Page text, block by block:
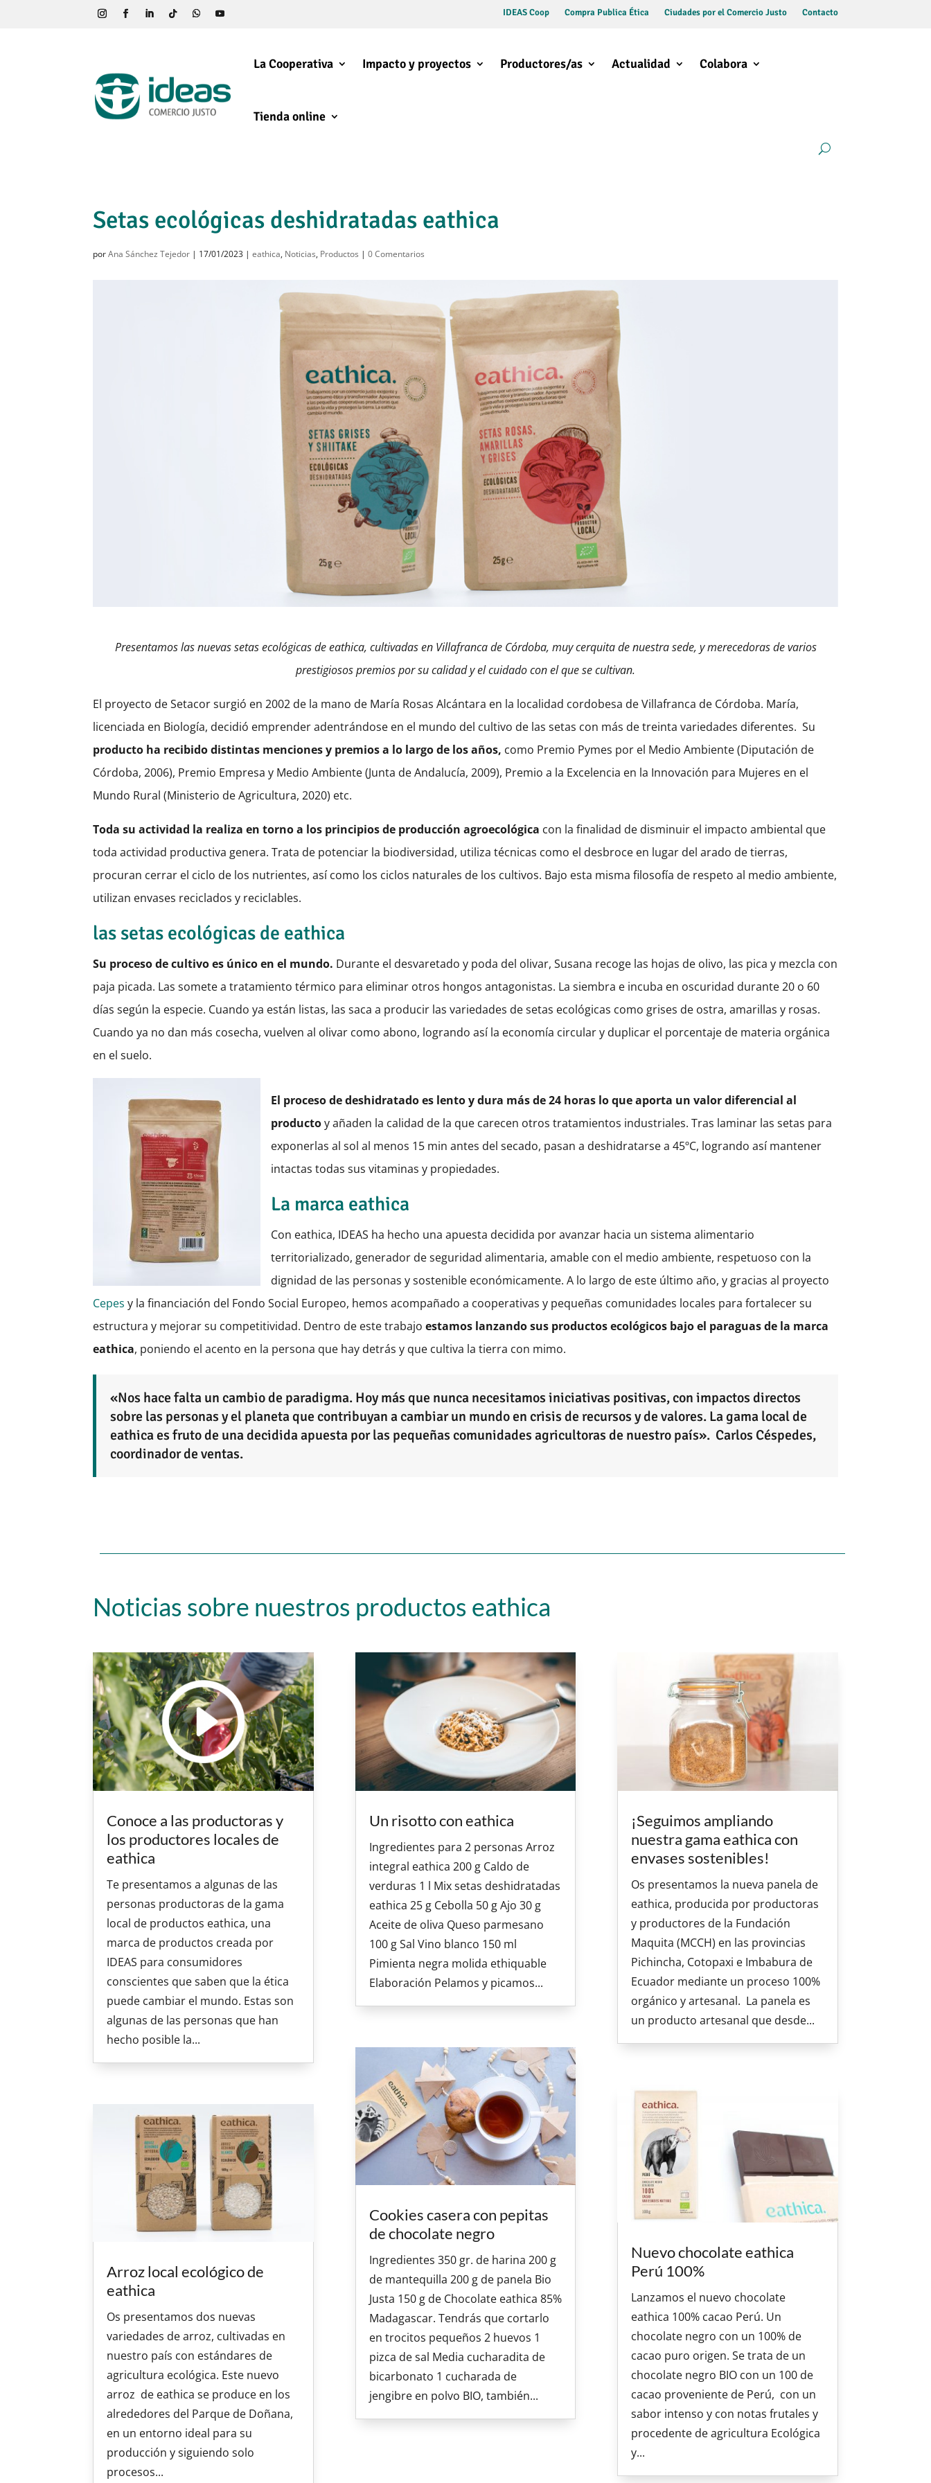
IDEAS Coop Compra Publica Ética Ciudades por el Comercio Justo Contacto
La Cooperativa Impacto y proyectos Productores/as Actualidad Colabora
Tienda online
Setas ecológicas deshidratadas eathica
porAna Sánchez Tejedor | 17/01/2023 |eathica, Noticias, Productos |0 Comentarios
Presentamos las nuevas setas ecológicas de eathica, cultivadas en Villafranca de Córdoba, muy cerquita de nuestra sede, y merecedoras de varios
prestigiosos premios por su calidad y el cuidado con el que se cultivan.
El proyecto de Setacor surgió en 2002 de la mano de María Rosas Alcántara en la localidad cordobesa de Villafranca de Córdoba. María,
licenciada en Biología, decidió emprender adentrándose en el mundo del cultivo de las setas con más de treinta variedades diferentes. Su
producto ha recibido distintas menciones y premios a lo largo de los años, como Premio Pymes por el Medio Ambiente (Diputación de
Córdoba, 2006), Premio Empresa y Medio Ambiente (Junta de Andalucía, 2009), Premio a la Excelencia en la Innovación para Mujeres en el
Mundo Rural (Ministerio de Agricultura, 2020) etc.
Toda su actividad la realiza en torno a los principios de producción agroecológica con la finalidad de disminuir el impacto ambiental que
toda actividad productiva genera. Trata de potenciar la biodiversidad, utiliza técnicas como el desbroce en lugar del arado de tierras,
procuran cerrar el ciclo de los nutrientes, así como los ciclos naturales de los cultivos. Bajo esta misma filosofía de respeto al medio ambiente,
utilizan envases reciclados y reciclables.
las setas ecológicas de eathica
Su proceso de cultivo es único en el mundo. Durante el desvaretado y poda del olivar, Susana recoge las hojas de olivo, las pica y mezcla con
paja picada. Las somete a tratamiento térmico para eliminar otros hongos antagonistas. La siembra e incuba en oscuridad durante 20 o 60
días según la especie. Cuando ya están listas, las saca a producir las variedades de setas ecológicas como grises de ostra, amarillas y rosas.
Cuando ya no dan más cosecha, vuelven al olivar como abono, logrando así la economía circular y duplicar el porcentaje de materia orgánica
en el suelo.
El proceso de deshidratado es lento y dura más de 24 horas lo que aporta un valor diferencial al
productoy añaden la calidad de la que carecen otros tratamientos industriales. Tras laminar las setas para
exponerlas al sol al menos 15 min antes del secado, pasan a deshidratarse a 45ºC, logrando así mantener
intactas todas sus vitaminas y propiedades.
La marca eathica
Con eathica, IDEAS ha hecho una apuesta decidida por avanzar hacia un sistema alimentario
territorializado, generador de seguridad alimentaria, amable con el medio ambiente, respetuoso con la
dignidad de las personas y sostenible económicamente. A lo largo de este último año, y gracias al proyecto
Cepes y la financiación del Fondo Social Europeo, hemos acompañado a cooperativas y pequeñas comunidades locales para fortalecer su
estructura y mejorar su competitividad. Dentro de este trabajo estamos lanzando sus productos ecológicos bajo el paraguas de la marca
eathica, poniendo el acento en la persona que hay detrás y que cultiva la tierra con mimo.
«Nos hace falta un cambio de paradigma. Hoy más que nunca necesitamos iniciativas positivas, con impactos directos
sobre las personas y el planeta que contribuyan a cambiar un mundo en crisis de recursos y de valores. La gama local de
eathica es fruto de una decidida apuesta por las pequeñas comunidades agricultoras de nuestro país». Carlos Céspedes,
coordinador de ventas.
Noticias sobre nuestros productos eathica
Conoce a las productoras y
los productores locales de
eathica
Te presentamos a algunas de las
personas productoras de la gama
local de productos eathica, una
marca de productos creada por
IDEAS para consumidores
conscientes que saben que la ética
puede cambiar el mundo. Estas son
algunas de las personas que han
hecho posible la...
Arroz local ecológico de
eathica
Os presentamos dos nuevas
variedades de arroz, cultivadas en
nuestro país con estándares de
agricultura ecológica. Este nuevo
arroz de eathica se produce en los
alrededores del Parque de Doñana,
en un entorno ideal para su
producción y siguiendo solo
procesos...
Un risotto con eathica
Ingredientes para 2 personas Arroz
integral eathica 200 g Caldo de
verduras 1 l Mix setas deshidratadas
eathica 25 g Cebolla 50 g Ajo 30 g
Aceite de oliva Queso parmesano
100 g Sal Vino blanco 150 ml
Pimienta negra molida ethiquable
Elaboración Pelamos y picamos...
Cookies casera con pepitas
de chocolate negro
Ingredientes 350 gr. de harina 200 g
de mantequilla 200 g de panela Bio
Justa 150 g de Chocolate eathica 85%
Madagascar. Tendrás que cortarlo
en trocitos pequeños 2 huevos 1
pizca de sal Media cucharadita de
bicarbonato 1 cucharada de
jengibre en polvo BIO, también...
¡Seguimos ampliando
nuestra gama eathica con
envases sostenibles!
Os presentamos la nueva panela de
eathica, producida por productoras
y productores de la Fundación
Maquita (MCCH) en las provincias
Pichincha, Cotopaxi e Imbabura de
Ecuador mediante un proceso 100%
orgánico y artesanal. La panela es
un producto artesanal que desde...
Nuevo chocolate eathica
Perú 100%
Lanzamos el nuevo chocolate
eathica 100% cacao Perú. Un
chocolate negro con un 100% de
cacao puro origen. Se trata de un
chocolate negro BIO con un 100 de
cacao proveniente de Perú, con un
sabor intenso y con notas frutales y
procedente de agricultura Ecológica
y...